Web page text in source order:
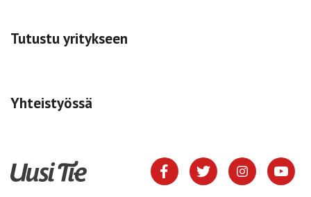
Tutustu yritykseen
Yhteistyössä